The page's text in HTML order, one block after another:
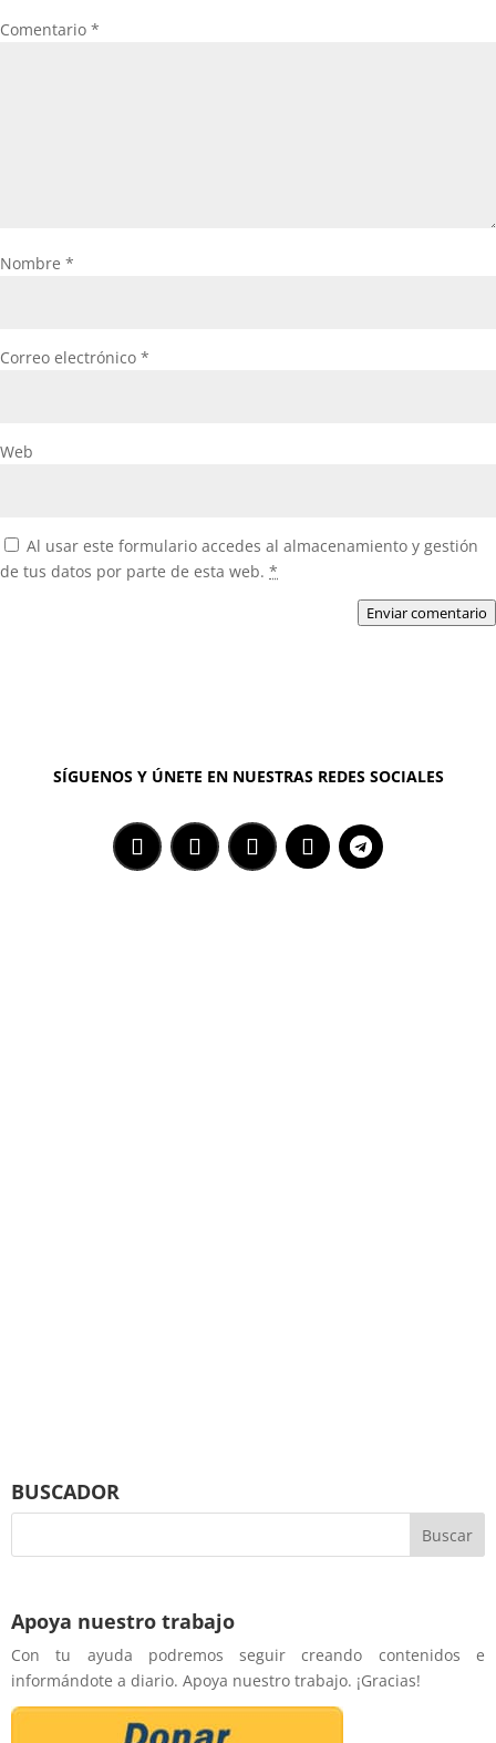
Comentario *
Nombre *
Correo electrónico *
Web
Al usar este formulario accedes al almacenamiento y gestión
de tus datos por parte de esta web. *
Enviar comentario
SÍGUENOS Y ÚNETE EN NUESTRAS REDES SOCIALES
BUSCADOR
Apoya nuestro trabajo
Con tu ayuda podremos seguir creando contenidos e
informándote a diario. Apoya nuestro trabajo. ¡Gracias!